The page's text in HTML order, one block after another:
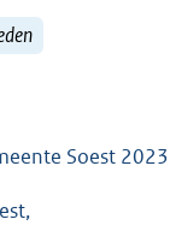
Soest 2023